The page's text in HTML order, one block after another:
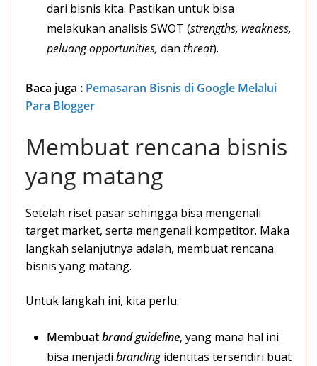
dari bisnis kita. Pastikan untuk bisa
melakukan analisis SWOT (strengths, weakness,
peluang opportunities, dan threat).
Baca juga : Pemasaran Bisnis di Google Melalui
Para Blogger
Membuat rencana bisnis
yang matang
Setelah riset pasar sehingga bisa mengenali
target market, serta mengenali kompetitor. Maka
langkah selanjutnya adalah, membuat rencana
bisnis yang matang.
Untuk langkah ini, kita perlu:
Membuatbrand guideline, yang mana hal ini
bisa menjadi brandingidentitas tersendiri buat